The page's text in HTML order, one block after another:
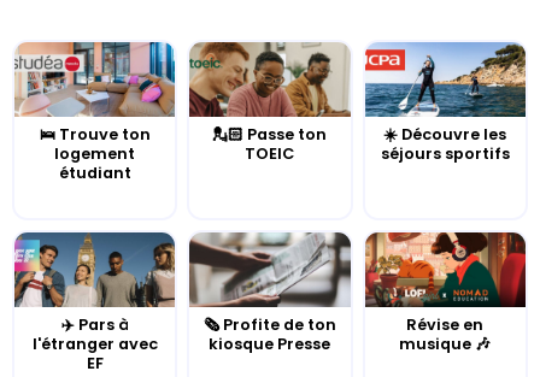
🛌 Trouve ton
logement
étudiant
💂🏻 Passe ton
TOEIC
☀️ Découvre les
séjours sportifs
✈️ Pars à
l'étranger avec
EF
🗞️ Profite de ton
kiosque Presse
Révise en
musique 🎶